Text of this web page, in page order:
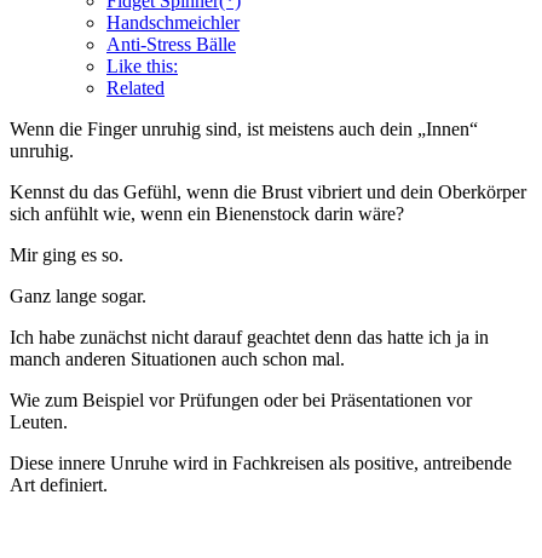
Handschmeichler
Anti-Stress Bälle
Like this:
Related
Wenn die Finger unruhig sind, ist meistens auch dein „Innen“
unruhig.
Kennst du das Gefühl, wenn die Brust vibriert und dein Oberkörper
sich anfühlt wie, wenn ein Bienenstock darin wäre?
Mir ging es so.
Ganz lange sogar.
Ich habe zunächst nicht darauf geachtet denn das hatte ich ja in
manch anderen Situationen auch schon mal.
Wie zum Beispiel vor Prüfungen oder bei Präsentationen vor
Leuten.
Diese innere Unruhe wird in Fachkreisen als positive, antreibende
Art definiert.